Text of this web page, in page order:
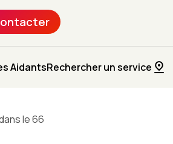
AidantsRechercher un service
le 66